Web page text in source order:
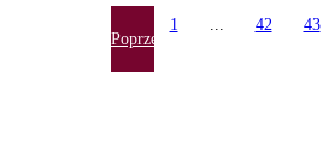
Poprzednia
1 ... 42 43